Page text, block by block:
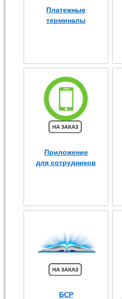
Платежные
терминалы
Приложение
для сотрудников
БСР